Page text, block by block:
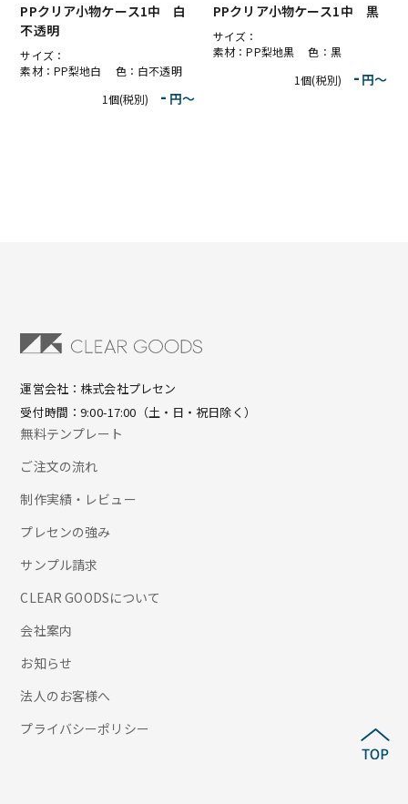
PPクリア小物ケース1中 白
不透明
サイズ：
素材：PP梨地白 色：白不透明
1個(税別)
-円〜
PPクリア小物ケース1中 黒
サイズ：
素材：PP梨地黒 色：黒
1個(税別)
-円〜
運営会社：株式会社プレセン
受付時間：9:00-17:00（土・日・祝日除く）
無料テンプレート
ご注文の流れ
制作実績・レビュー
プレセンの強み
サンプル請求
CLEAR GOODSについて
会社案内
お知らせ
法人のお客様へ
プライバシーポリシー